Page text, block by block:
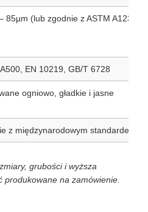
85µm (lub zgodnie z ASTM A123 /
EN 10219, GB/T 6728
ogniowo, gładkie i jasne
z międzynarodowym standardem
grubości i wyższa
produkowane na zamówienie.